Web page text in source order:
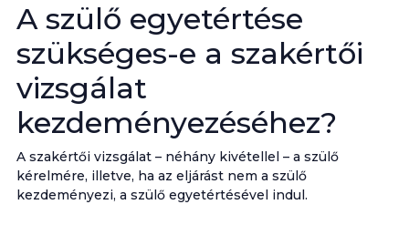
A szülő egyetértése
szükséges-e a szakértői
vizsgálat
kezdeményezéséhez?
A szakértői vizsgálat – néhány kivétellel – a szülő
kérelmére, illetve, ha az eljárást nem a szülő
kezdeményezi, a szülő egyetértésével indul.